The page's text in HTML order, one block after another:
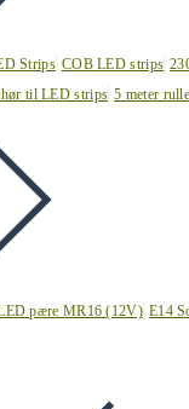
Strips COB LED strips
til LED strips 5 meter
pære MR16 (12V) E14